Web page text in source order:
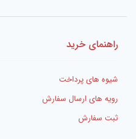
راهنمای خرید
شیوه های پرداخت
رویه های ارسال سفارش
ثبت سفارش